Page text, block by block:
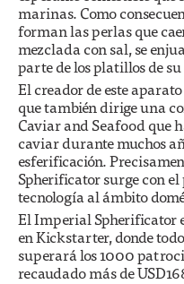
marinas. Como
forman las perlas que
mezclada con sal, se
parte de los platillos de
El creador de este
que también dirige una
Caviar and Seafood que
caviar durante muchos
esferificación.
Spherificator surge con
tecnología al ámbito
El Imperial Spherificator
en Kickstarter, donde
superará los 1000
recaudado más de